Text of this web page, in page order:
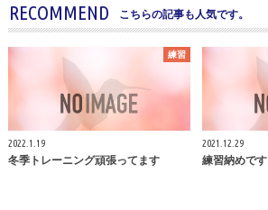
RECOMMEND こちらの記事も人気です。
練習
2022.1.19
冬季トレーニング頑張ってます
2021.12.29
練習納めです